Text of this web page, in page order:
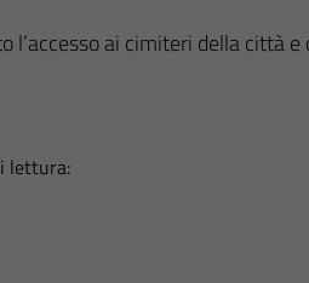
ai cimiteri della città e
lettura: